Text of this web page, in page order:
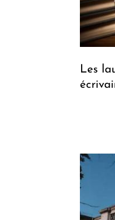
Les